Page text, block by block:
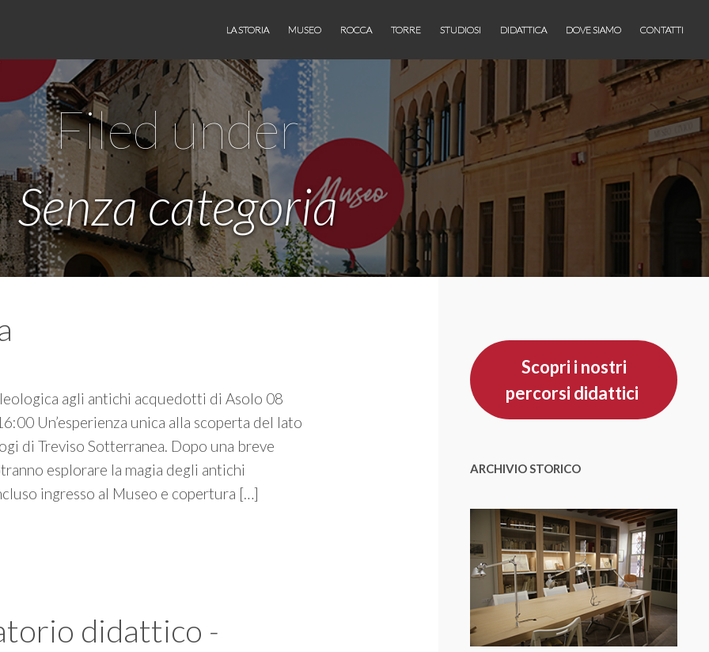
LA STORIA MUSEO ROCCA TORRE STUDIOSI DIDATTICA DOVE SIAMO CONTATTI
Filed under
Senza categoria
agli antichi acquedotti di Asolo 08
Un’esperienza unica alla scoperta del lato
di Treviso Sotterranea. Dopo una breve
esplorare la magia degli antichi
ingresso al Museo e copertura […]
didattico -
Scopri i nostri
percorsi didattici
ARCHIVIO STORICO